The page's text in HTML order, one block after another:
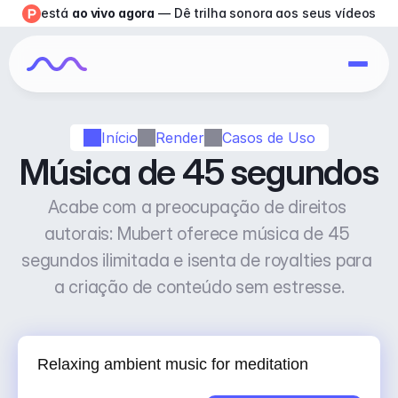
Início Render Casos de Uso
Música de 45 segundos
Acabe com a preocupação de direitos
autorais: Mubert oferece música de 45
segundos ilimitada e isenta de royalties para
a criação de conteúdo sem estresse.
está ao vivo agora — Dê trilha sonora aos seus vídeos